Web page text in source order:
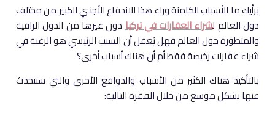
برأيك ما الأسباب الكامنة وراء هذا الاندفاع الأجنبي الكبير من مختلف
دول العالم لشراء العقارات في تركيادون غيرها من الدول الراقية
والمتطورة حول العالم فهل يُعقل أن السبب الرئيسي هو الرغبة في
شراء عقارات رخيصة فقط أم أن هناك أسباب أخرى؟
بالتأكيد هناك الكثير من الأسباب والدوافع الأخرى والتي سنتحدث
عنها بشكل موسع من خلال الفقرة التالية: